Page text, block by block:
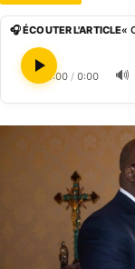
🎧 ÉCOUTER L'ARTICLE
0:00 / 0:00 🔊